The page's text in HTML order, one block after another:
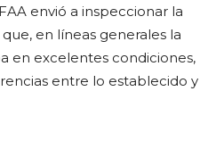
envió a inspeccionar la
en líneas generales la
en excelentes condiciones,
entre lo establecido y